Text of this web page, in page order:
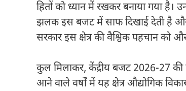
हितों को ध्यान में रखकर बनाया गया है।
झलक इस बजट में साफ दिखाई देती है और
सरकार इस क्षेत्र की वैश्विक पहचान को
कुल मिलाकर, केंद्रीय बजट 2026-27 की
आने वाले वर्षों में यह क्षेत्र औद्योगिक